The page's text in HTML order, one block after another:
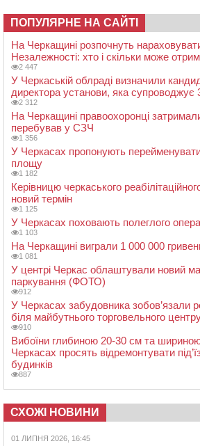
ПОПУЛЯРНЕ НА САЙТІ
На Черкащині розпочнуть
Незалежності: хто і скільки може
2 447
У Черкаській облраді визначили
директора установи, яка супроводжує
2 312
На Черкащині правоохоронці
перебував у СЗЧ
1 356
У Черкасах пропонують
площу
1 182
Керівницю черкаського
новий термін
1 125
У Черкасах поховають полеглого
1 103
На Черкащині виграли 1 000 000
1 081
У центрі Черкас облаштували новий
паркування (ФОТО)
912
У Черкасах забудовника зобов’язали
біля майбутнього торговельного
910
Вибоїни глибиною 20-30 см та
Черкасах просять відремонтувати
будинків
887
СХОЖІ НОВИНИ
01 ЛИПНЯ 2026, 16:45